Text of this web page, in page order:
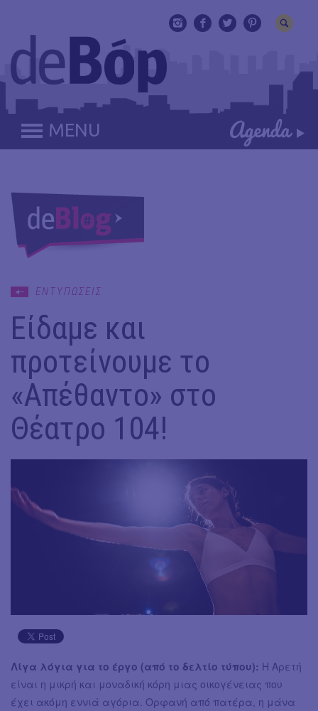
MENU
ΕΝΤΥΠΩΣΕΙΣ
Είδαμε και
προτείνουμε το
«Απέθαντο» στο
Θέατρο 104!
Λίγα λόγια για το έργο (από το δελτίο τύπου): Η Αρετή
είναι η μικρή και μοναδική κόρη μιας οικογένειας που
έχει ακόμη εννιά αγόρια. Ορφανή από πατέρα, η μάνα